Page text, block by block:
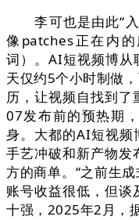
李可也是由此“入
像patches正在内
词）。AI短视频博从
天仅约5个小时制做
历，让视频自找到了
07发布前的预热期
身。大都的AI短视频
手艺冲破和新产物发
方的商单。“之前生
账号收益很低，但谈
十强，2025年2月，